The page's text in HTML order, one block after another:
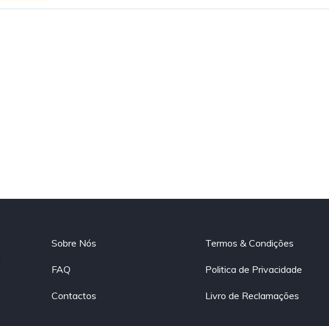
Sobre Nós
FAQ
Contactos
Termos & Condições
Politica de Privacidade
Livro de Reclamações